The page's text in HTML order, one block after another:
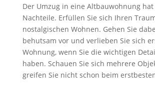
Der Umzug in eine Altbauwohnung hat
Nachteile. Erfüllen Sie sich Ihren
nostalgischen Wohnen. Gehen Sie
behutsam vor und verlieben Sie sich
Wohnung, wenn Sie die wichtigen
haben. Schauen Sie sich mehrere
greifen Sie nicht schon beim